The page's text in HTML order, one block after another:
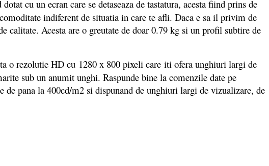
cu un ecran care se detaseaza de tastatura, acesta fiind prins de
indiferent de situatia in care te afli. Daca e sa il privim de
calitate. Acesta are o greutate de doar 0.79 kg si un profil subtire de
o rezolutie HD cu 1280 x 800 pixeli care iti ofera unghiuri largi de
sub un anumit unghi. Raspunde bine la comenzile date pe
pana la 400cd/m2 si dispunand de unghiuri largi de vizualizare, de